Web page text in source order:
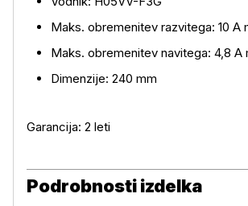
Maks. obremenitev razvitega: 10 A
Maks. obremenitev navitega: 4,8 A
Dimenzije: 240 mm
Garancija: 2 leti
Podrobnosti izdelka